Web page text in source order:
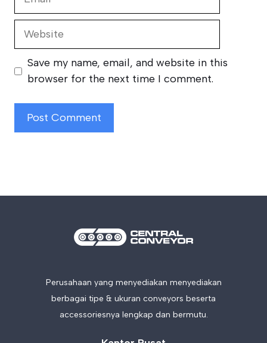
Website
Save my name, email, and website in this
browser for the next time I comment.
Perusahaan yang menyediakan menyediakan
berbagai tipe & ukuran conveyors beserta
accessoriesnya lengkap dan bermutu.